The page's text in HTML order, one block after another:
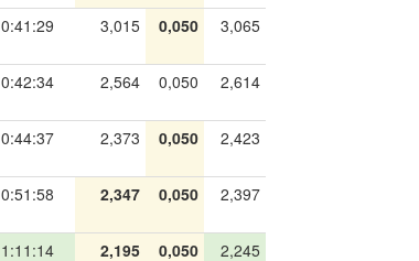
0:41:29 3,015 0,050 3,065
0:42:34 2,564 0,050 2,614
0:44:37 2,373 0,050 2,423
0:51:58 2,347 0,050 2,397
1:11:14 2,195 0,050 2,245